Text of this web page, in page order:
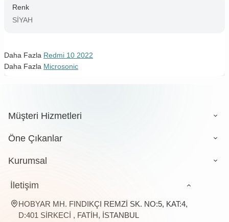
Renk
SİYAH
Daha Fazla Redmi 10 2022
Daha Fazla Microsonic
Müşteri Hizmetleri
Öne Çıkanlar
Kurumsal
İletişim
HOBYAR MH. FINDIKÇI REMZİ SK. NO:5, KAT:4,
D:401 SİRKECİ , FATİH, İSTANBUL